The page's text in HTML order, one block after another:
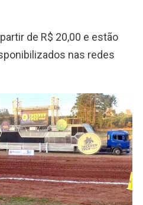
de R$ 20,00 e estão
nas redes